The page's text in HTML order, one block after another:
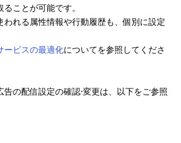
ことが可能です。
われる属性情報や行動履歴も、個別に設定
ービスの最適化についてを参照してくださ
の配信設定の確認⋅変更は、以下をご参照